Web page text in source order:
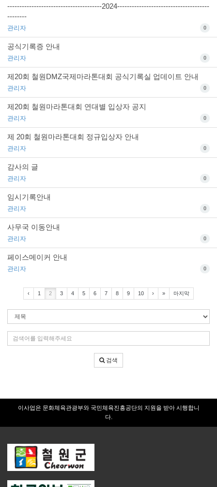
---------------------------------------2024--------------------------------------
--------
관리자 0
공식기록증 안내
관리자 0
제20회 철원DMZ국제마라톤대회 공식기록실 업데이트 안내
관리자 0
제20회 철원마라톤대회 연대별 입상자 공지
관리자 0
제 20회 철원마라톤대회 정규입상자 안내
관리자 0
감사의 글
관리자 0
임시기록안내
관리자 0
사무국 이동안내
관리자 0
페이스메이커 안내
관리자 0
‹ 1 2 3 4 5 6 7 8 9 10 › » 마지막
색
조
색
어
입
검색
이사업은 문화체육관광부와 국민체육진흥공단의 지원을 받아 시행합니
다.